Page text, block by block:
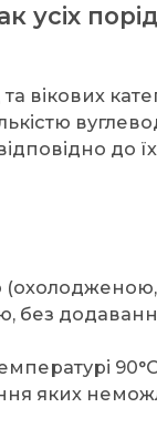
та вікових
до
без
яких